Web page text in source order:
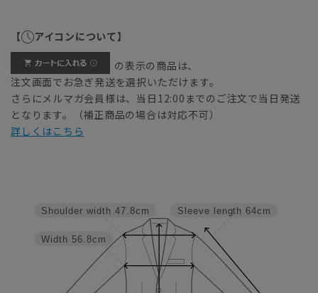
【 アイコンについて】
の表示の商品は、
注文画面でお急ぎ発送を選択いただけます。
さらにメルマガ会員様は、当日12:00までのご注文で当日発送
となります。（補正商品の場合は対応不可）
詳しくはこちら
Sleeve length 64cm
Width 56.8cm
Shoulder width 47.8cm